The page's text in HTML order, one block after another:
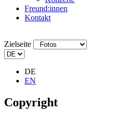
Freund:innen
Kontakt
Zielseite
DE
EN
Copyright